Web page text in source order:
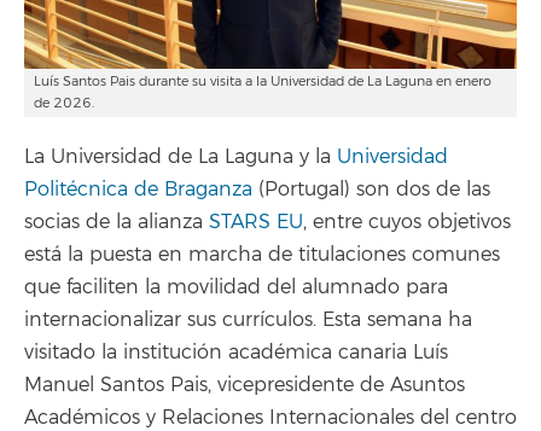
Luís Santos Pais durante su visita a la Universidad de La Laguna en enero
de 2026.
La Universidad de La Laguna y la Universidad
Politécnica de Braganza (Portugal) son dos de las
socias de la alianza STARS EU, entre cuyos objetivos
está la puesta en marcha de titulaciones comunes
que faciliten la movilidad del alumnado para
internacionalizar sus currículos. Esta semana ha
visitado la institución académica canaria Luís
Manuel Santos Pais, vicepresidente de Asuntos
Académicos y Relaciones Internacionales del centro